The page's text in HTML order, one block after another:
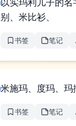
以实玛利儿子的
别、米比衫、
书签 笔记
米施玛、度玛、玛
书签 笔记